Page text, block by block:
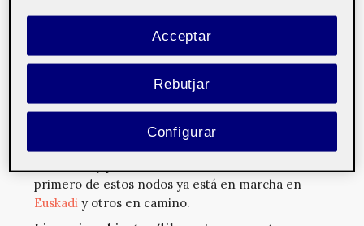
sobre cómo invertirán en su proyecto el dinero
como una comunidad de comunidades, al estar
planteado como una red de nodos locales
independientes, coordinados digitalmente pero con
primero de estos nodos ya está en marcha en
Euskadiy otros en camino.
Rebutjar
Acceptar
Configurar